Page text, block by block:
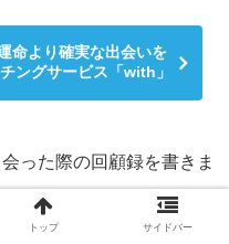
命より確実な出会いを
ングサービス「with」
った際の回顧録を書きま
トップ サイドバー